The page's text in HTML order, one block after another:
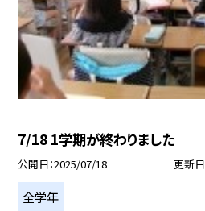
7/18 1学期が終わりました
公開日 2025/07/18 更新日
全学年